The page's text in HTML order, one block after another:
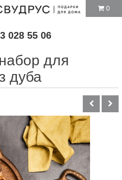
028 55 06
0
для
дуба